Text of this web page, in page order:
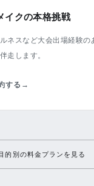
イクの本格挑戦
ネスなど大会出場経験の
走します。
する →
的別の料金プランを見る